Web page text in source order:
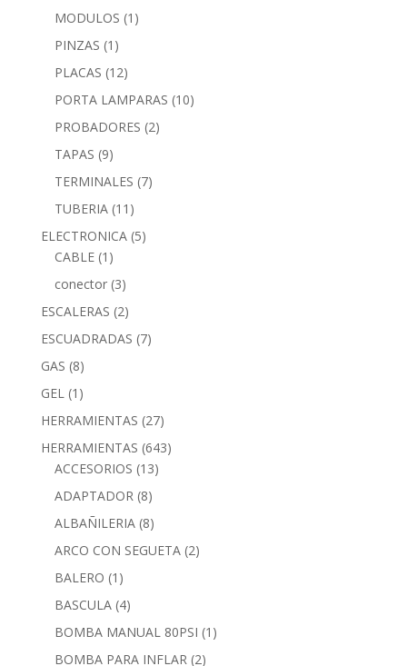
MODULOS (1)
PINZAS (1)
PLACAS (12)
PORTA LAMPARAS (10)
PROBADORES (2)
TAPAS (9)
TERMINALES (7)
TUBERIA (11)
ELECTRONICA (5)
CABLE (1)
conector (3)
ESCALERAS (2)
ESCUADRADAS (7)
GAS (8)
GEL (1)
HERRAMIENTAS (27)
HERRAMIENTAS (643)
ACCESORIOS (13)
ADAPTADOR (8)
ALBAÑILERIA (8)
ARCO CON SEGUETA (2)
BALERO (1)
BASCULA (4)
BOMBA MANUAL 80PSI (1)
BOMBA PARA INFLAR (2)